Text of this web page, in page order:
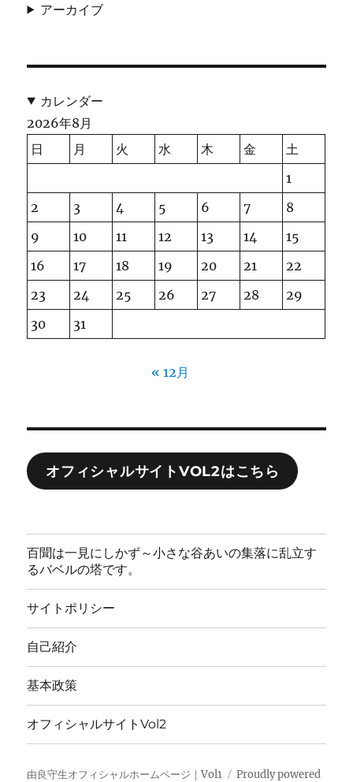
アーカイブ
カレンダー
2026年8月
日
月 火 水 木 金
土
1
2
3 4 5 6 7
8
9
10 11 12 13 14
15
16
17 18 19 20 21
22
23
24 25 26 27 28
29
30
31
« 12月
オフィシャルサイトVOL2はこちら
百聞は一見にしかず～小さな谷あいの集落に乱立す
るバベルの塔です。
サイトポリシー
自己紹介
基本政策
オフィシャルサイトVol2
由良守生オフィシャルホームページ｜Vol1 Proudly powered